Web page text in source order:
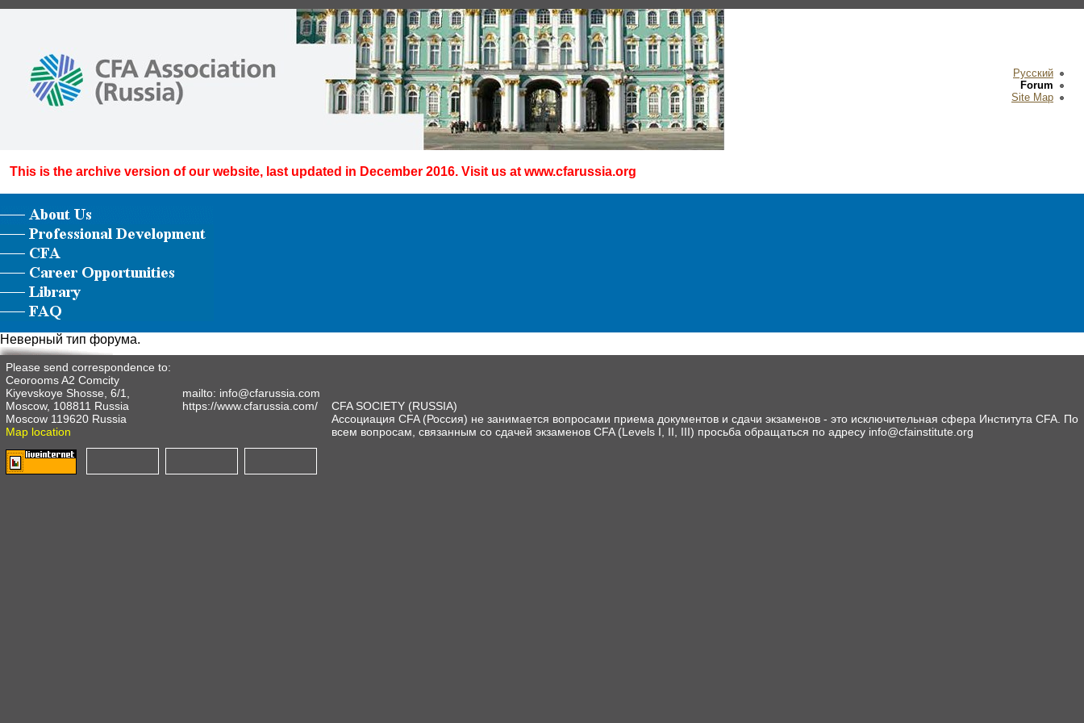
Русский
Forum
Site Map
This is the archive version of our website, last updated in December 2016. Visit us at www.cfarussia.org
Неверный тип форума.
Please send correspondence to:
Ceorooms A2 Comcity
Kiyevskoye Shosse, 6/1,
Moscow, 108811 Russia
Moscow 119620 Russia
Map location
mailto: info@cfarussia.com
https://www.cfarussia.com/
CFA SOCIETY (RUSSIA)
Ассоциация CFA (Россия) не занимается вопросами приема документов и сдачи экзаменов - это исключительная сфера Института CFA. По
всем вопросам, связанным со сдачей экзаменов CFA (Levels I, II, III) просьба обращаться по адресу info@cfainstitute.org